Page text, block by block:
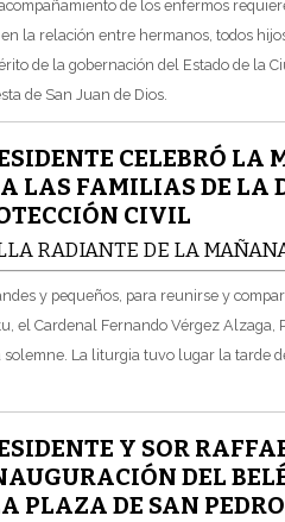
de los enfermos
la relación entre hermanos, todos
de la gobernación del Estado de la
de San Juan de Dios.
CELEBRÓ LA
LAS FAMILIAS DE LA
CIVIL
RADIANTE DE LA
y pequeños, para reunirse y
el Cardenal Fernando Vérgez Alzaga,
La liturgia tuvo lugar la tarde
Y SOR
DEL
PLAZA DE SAN PEDRO